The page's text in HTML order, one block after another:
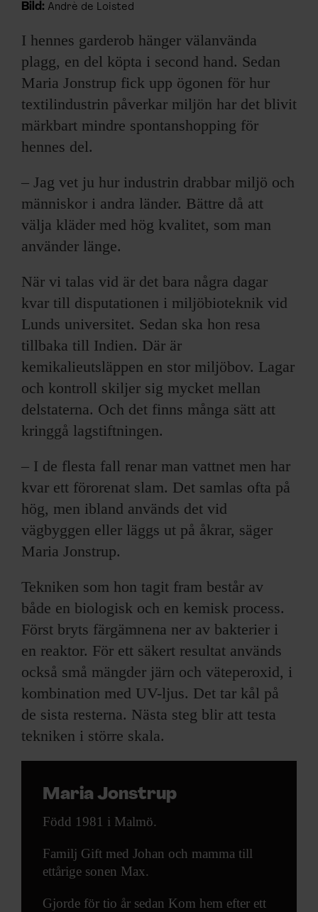
Bild: Andrè de Loisted
I hennes garderob hänger välanvända
plagg, en del köpta i second hand. Sedan
Maria Jonstrup fick upp ögonen för hur
textilindustrin påverkar miljön har det blivit
märkbart mindre spontanshopping för
hennes del.
– Jag vet ju hur industrin drabbar miljö och
människor i andra länder. Bättre då att
välja kläder med hög kvalitet, som man
använder länge.
När vi talas vid är det bara några dagar
kvar till disputationen i miljöbioteknik vid
Lunds universitet. Sedan ska hon resa
tillbaka till Indien. Där är
kemikalieutsläppen en stor miljöbov. Lagar
och kontroll skiljer sig mycket mellan
delstaterna. Och det finns många sätt att
kringgå lagstiftningen.
– I de flesta fall renar man vattnet men har
kvar ett förorenat slam. Det samlas ofta på
hög, men ibland används det vid
vägbyggen eller läggs ut på åkrar, säger
Maria Jonstrup.
Tekniken som hon tagit fram består av
både en biologisk och en kemisk process.
Först bryts färgämnena ner av bakterier i
en reaktor. För ett säkert resultat används
också små mängder järn och väteperoxid, i
kombination med UV-ljus. Det tar kål på
de sista resterna. Nästa steg blir att testa
tekniken i större skala.
Maria Jonstrup
Född 1981 i Malmö.
Familj Gift med Johan och mamma till
ettårige sonen Max.
Gjorde för tio år sedan Kom hem efter ett